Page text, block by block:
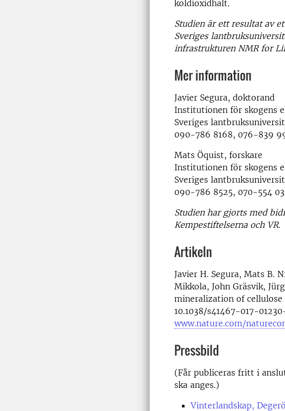
koldioxidhalt.
Studien är ett resultat av
Sveriges
infrastrukturen NMR for
Mer information
Javier Segura, doktorand
Institutionen för skogens
Sveriges
090-786 8168, 076-839
Mats Öquist, forskare
Institutionen för skogens
Sveriges
090-786 8525, 070-554
Studien har gjorts med
Kempestiftelserna och VR.
Artikeln
Javier H. Segura, Mats B.
Mikkola, John Gräsvik,
mineralization of cellulose
10.1038/s41467-017-
www.nature.com/
Pressbild
(Får publiceras fritt i
ska anges.)
Vinterlandskap,